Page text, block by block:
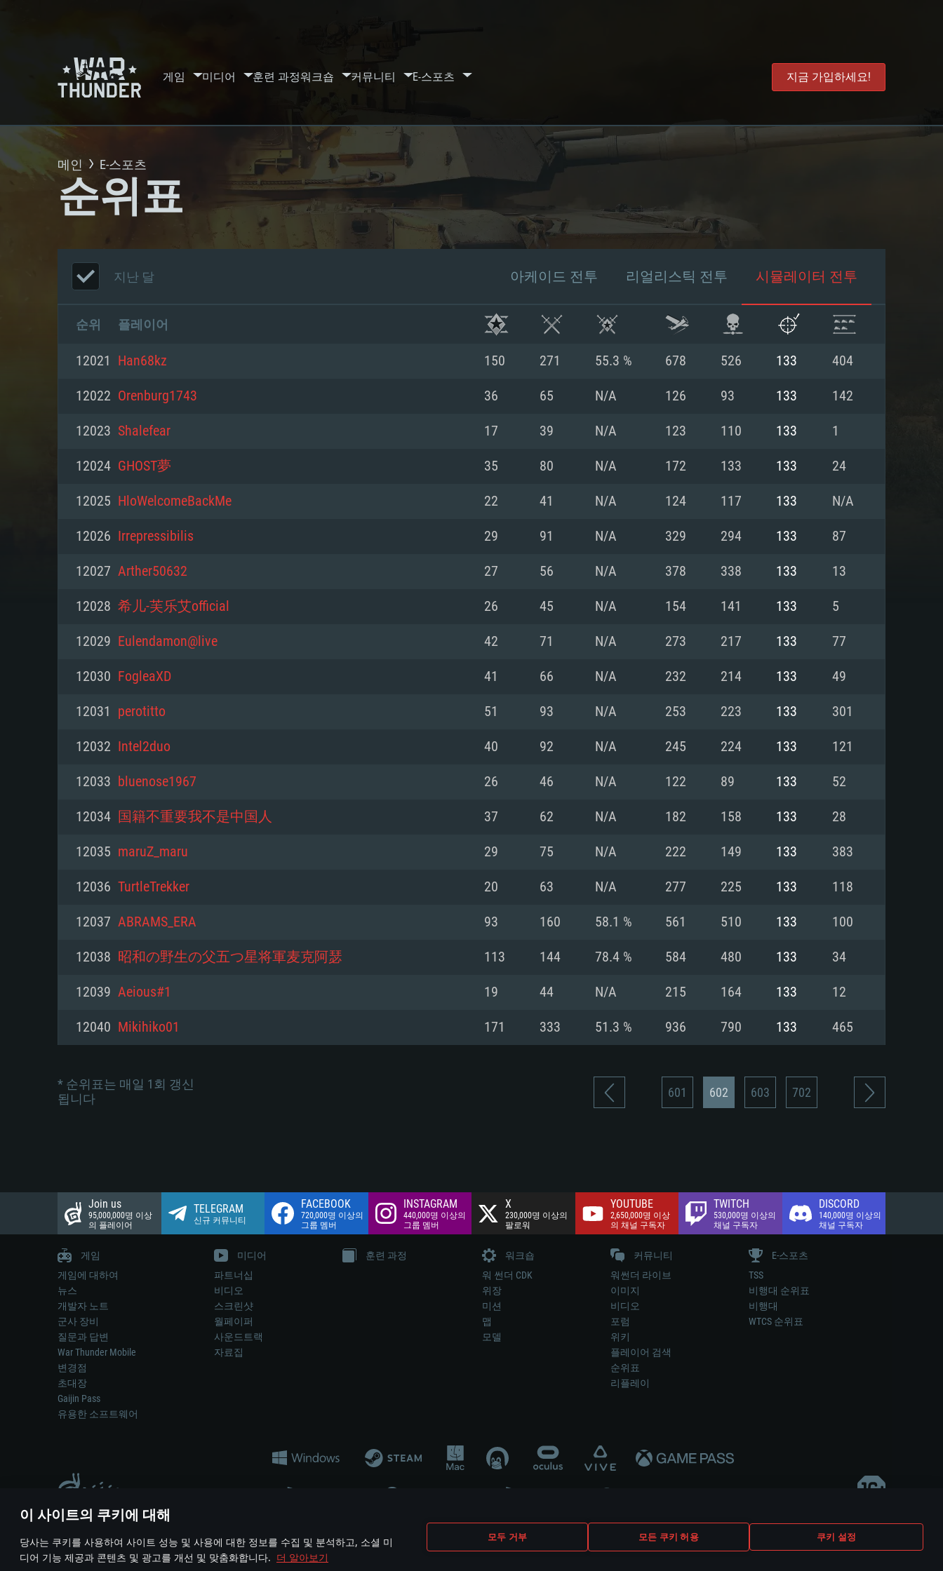
이 사이트의 쿠키에 대해
당사는 쿠키를 사용하여 사이트 성능 및 사용에 대한 정보를 수집 및 분석하고, 소셜 미
디어 기능 제공과 콘텐츠 및 광고를 개선 및 맞춤화합니다. 더 알아보기
모두 거부 모든 쿠키 허용 쿠키 설정
게임 미디어 훈련 과정워크숍 커뮤니티 E-스포츠 지금 가입하세요!
시스템 요구사항
PC MAC Linux
최소사양
운영체제: Windows 10 (64 bit)
프로세서: 2.2 GHz 듀얼코어 이상
메모리: 4GB
그래픽 카드: DirectX 11 이상을 지원하는 AMD
해상도: 720p
네트워크: 브로드밴드 인터넷
여유 저장 공간: 22.1 GB (최소 클라이언트)
권장 사양
운영체제: Windows 10/11 (64 bit)
프로세서: Intel Core i5 또는 Ryzen 5 3600 이상
메모리: 16 GB 이상
그래픽 카드: DirectX 11 이상을 지원하는 Nvidia
최소사양
운영체제: Mac OS Big Sur 11.0
프로세서: 최소 2.2 GHz의 Core i5 (Intel Xeon 은 지
(Mac), 혹은 이와 비슷한 성능을 가지는 Mac 버전
의 AMD/Nvidia. 최소 해상도: 720p
네트워크: 브로드밴드 인터넷
여유 저장 공간: 22.1 GB (최소 클라이언트)
권장 사양
운영체제: Mac OS Big Sur 11.0
프로세서: Core i7 (Intel Xeon 은 지원하지 않습니
상
네트워크: 브로드밴드 인터넷
여유 저장 공간: 62.2 GB (전체 클라이언트)
최소사양
운영체제: 64bit Linux 중 최신 버전
프로세서: 2.4 GHz 듀얼코어
메모리: 4 GB
그래픽 카드: Vulkan 을 지원하고, 최신 그래픽 드라
와 동급의 성능을 가지며 최신 그래픽 드라이버를
지원하는 AMD (6개월 미만; 최소사양 지원 해상도
권장 사양
운영체제: Ubuntu 20.04 64bit
프로세서: Intel Core i7
메모리: 16 GB
그래픽 카드: Vulkan 을 지원하고, 최신 그래픽 드라
와 동급의 성능을 가지며 최신 그래픽 드라이버를
지원하는 AMD RX 570 (6개월 미만; 최소사양 지원
메인 E-스포츠
순위표
지난 달 아케이드 전투 리얼리스틱 전투 시뮬레이터 전투
순위 플레이어
12021 Han68kz 150 271 55.3 % 678 526 133 404
12022 Orenburg1743 36 65 N/A 126 93 133 142
12023 Shalefear 17 39 N/A 123 110 133 1
12024 GHOST夢 35 80 N/A 172 133 133 24
12025 HloWelcomeBackMe 22 41 N/A 124 117 133 N/A
12026 Irrepressibilis 29 91 N/A 329 294 133 87
12027 Arther50632 27 56 N/A 378 338 133 13
12028 希儿-芙乐艾official 26 45 N/A 154 141 133 5
12029 Eulendamon@live 42 71 N/A 273 217 133 77
12030 FogleaXD 41 66 N/A 232 214 133 49
12031 perotitto 51 93 N/A 253 223 133 301
12032 Intel2duo 40 92 N/A 245 224 133 121
12033 bluenose1967 26 46 N/A 122 89 133 52
12034 国籍不重要我不是中国人 37 62 N/A 182 158 133 28
12035 maruZ_maru 29 75 N/A 222 149 133 383
12036 TurtleTrekker 20 63 N/A 277 225 133 118
12037 ABRAMS_ERA 93 160 58.1 % 561 510 133 100
12038 昭和の野生の父五つ星将軍麦克阿瑟 113 144 78.4 % 584 480 133 34
12039 Aeious#1 19 44 N/A 215 164 133 12
12040 Mikihiko01 171 333 51.3 % 936 790 133 465
* 순위표는 매일 1회 갱신
됩니다
601 602 603 702
Join us
95,000,000명 이상
의 플레이어
TELEGRAM
신규 커뮤니티
FACEBOOK
720,000명 이상의
그룹 멤버
INSTAGRAM
440,000명 이상의
그룹 멤버
X
230,000명 이상의
팔로워
YOUTUBE
2,650,000명 이상
의 채널 구독자
TWITCH
530,000명 이상의
채널 구독자
DISCORD
140,000명 이상의
채널 구독자
게임
게임에 대하여
뉴스
개발자 노트
군사 장비
질문과 답변
War Thunder Mobile
변경점
초대장
Gaijin Pass
유용한 소프트웨어
미디어
파트너십
비디오
스크린샷
월페이퍼
사운드트랙
자료집
훈련 과정
워크숍
워 썬더 CDK
위장
미션
맵
모델
커뮤니티
워썬더 라이브
이미지
비디오
포럼
위키
플레이어 검색
순위표
리플레이
E-스포츠
TSS
비행대 순위표
비행대
WTCS 순위표
게임 에서 어떠한 현실의 무기나 차량을 묘사하는 것은 무기 개발 업체나 장비 제조 업체가 게임 개발 후원 또는 홍보에 참여하지 않습니다..
© 2011—2026 Gaijin Games Kft. All trademarks, logos and brand names are the property of their respective owners.
이용 약관 이용 약관